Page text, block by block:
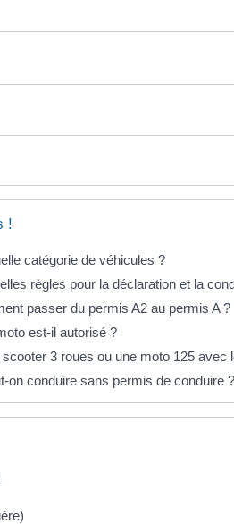
!
catégorie de véhicules ?
règles pour la déclaration et la
passer du permis A2 au permis A ?
est-il autorisé ?
3 roues ou une moto 125 avec
on conduire sans permis de conduire ?